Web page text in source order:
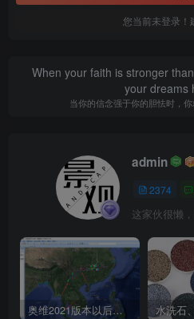
天花水平极差过大.png
您当前未登录！
When your faith is stronger
your dreams
当你的信念强于你的胆怯时，
admin
2374
这家伙很懒
奥维2021版本以后不能用谷歌地图？最新解决办法苹果安卓电脑